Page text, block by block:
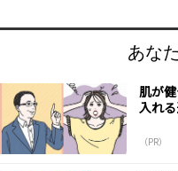
あな
肌が
入れ
（PR）